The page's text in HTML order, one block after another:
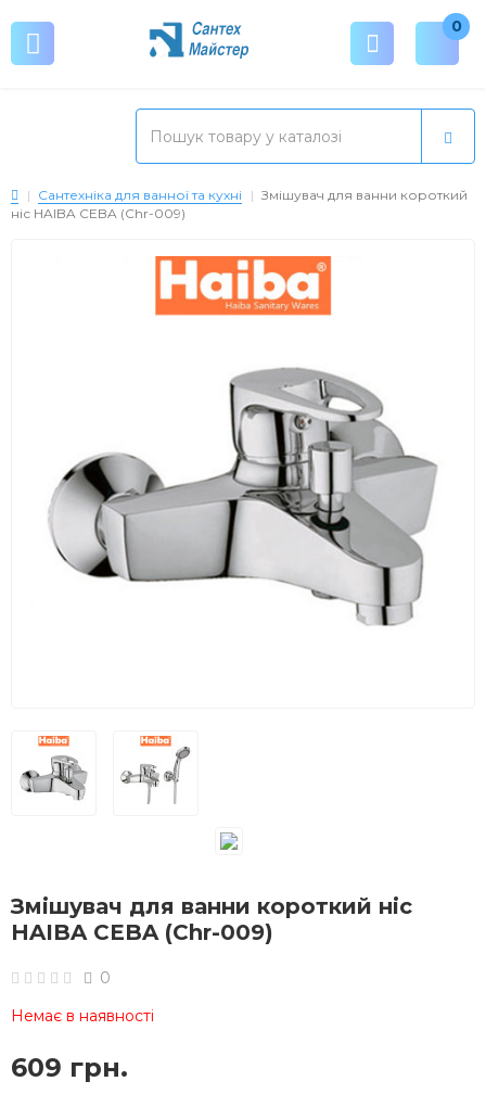
0
Сантехніка для ванної та кухні
Змішувач для ванни короткий
ніс HAIBA CEBA (Chr-009)
Змішувач для ванни короткий ніс
HAIBA CEBA (Chr-009)
0
Немає в наявності
609 грн.